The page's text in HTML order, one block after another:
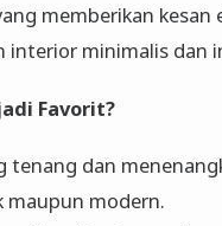
memberikan kesan
interior minimalis dan
Favorit?
tenang dan
maupun modern.